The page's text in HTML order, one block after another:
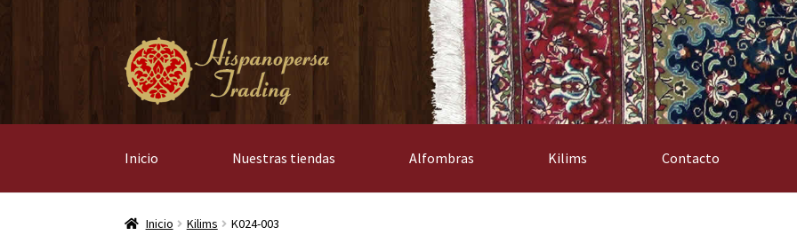
Ir
a
la
Ir
al
contenido
Inicio Nuestras tiendas Alfombras Kilims Contacto
Inicio Kilims K024-003